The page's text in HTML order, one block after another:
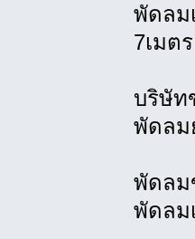
พัดลม
7เมตร
บริษัท
พัดลม
พัดล
พัดลม